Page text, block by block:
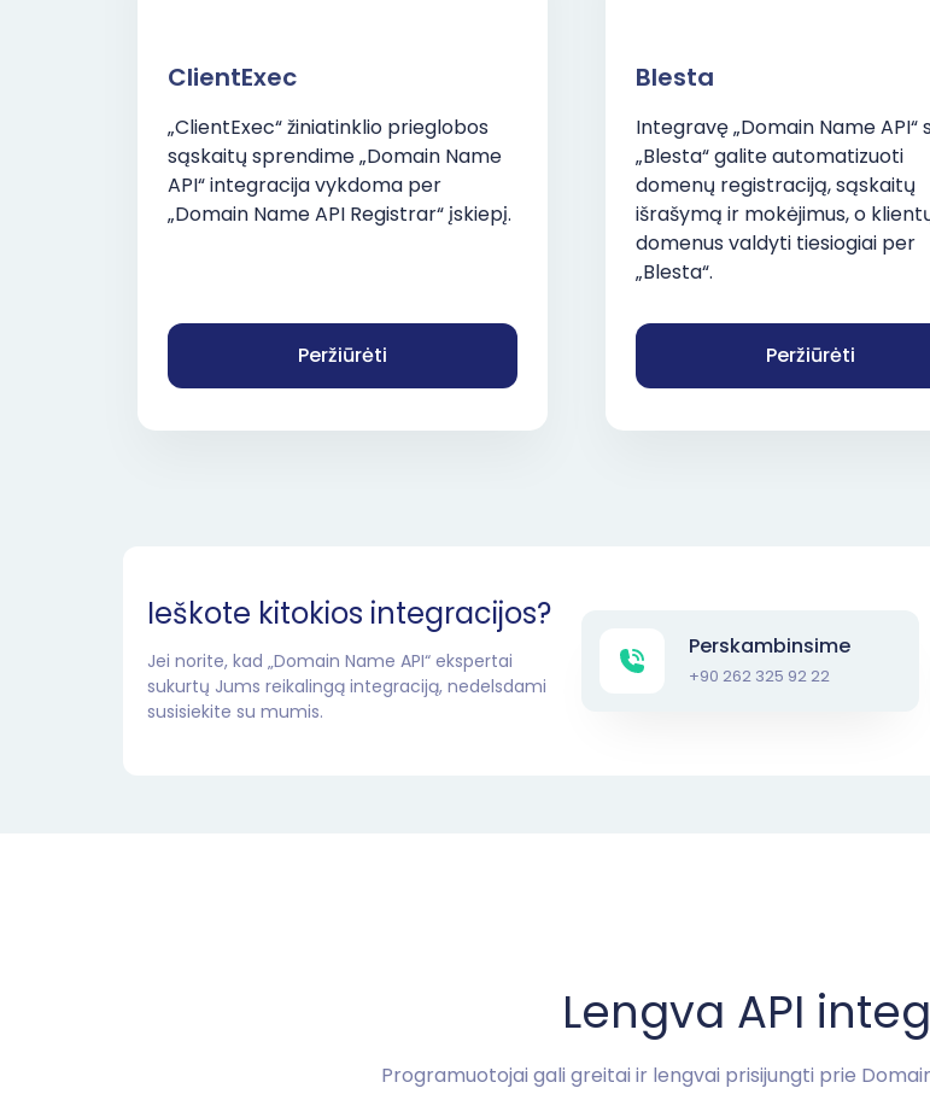
ClientExec
„ClientExec“ žiniatinklio prieglobos
sąskaitų sprendime „Domain Name
API“ integracija vykdoma per
„Domain Name API Registrar“ įskiepį.
Peržiūrėti
Blesta
Integravę „Domain Name API“
„Blesta“ galite automatizuoti
domenų registraciją, sąskaitų
išrašymą ir mokėjimus, o
domenus valdyti tiesiogiai per
„Blesta“.
Peržiūrėti
Ieškote kitokios integracijos?
Jei norite, kad „Domain Name API“ ekspertai
sukurtų Jums reikalingą integraciją, nedelsdami
susisiekite su mumis.
Perskambinsime
+90 262 325 92 22
Lengva API
Programuotojai gali greitai ir lengvai prisijungti prie